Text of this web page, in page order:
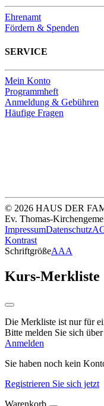
Ehrenamt
Fördern & Spenden
SERVICE
Mein Konto
Programmheft
Anmeldung & Gebühren
Häufige Fragen
© 2026 HAUS DER
Ev. Thomas-
ImpressumDatenschutz
Kontrast
SchriftgrößeAAA
Kurs-Merkliste
Die Merkliste ist nur für
Bitte melden Sie sich
Anmelden
Sie haben noch kein
Registrieren Sie sich jetzt
Warenkorb